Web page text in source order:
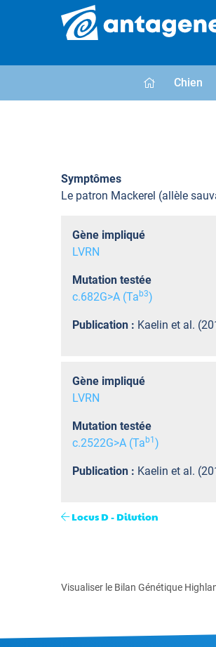
Chien
Symptômes
Le patron Mackerel (allèle
Gène impliqué
LVRN
Mutation testée
c.682G>A (Ta b3)
Publication : Kaelin et al.
Gène impliqué
LVRN
Mutation testée
c.2522G>A (Ta b1 )
Publication : Kaelin et al.
Locus D - Dilution
Visualiser le Bilan Génétique